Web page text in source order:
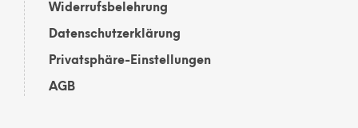
Widerrufsbelehrung
Datenschutzerklärung
Privatsphäre-Einstellungen
AGB